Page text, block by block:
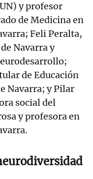
y profesor
de Medicina en
Feli Peralta,
Navarra y
de Educación
Navarra; y Pilar
social del
y profesora en